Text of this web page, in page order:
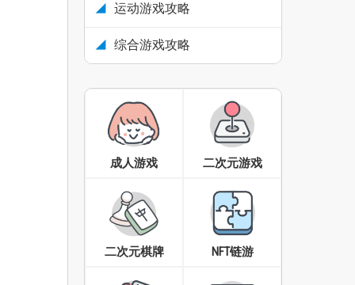
运动游戏攻略
综合游戏攻略
成人游戏 二次元游戏
二次元棋牌 NFT链游